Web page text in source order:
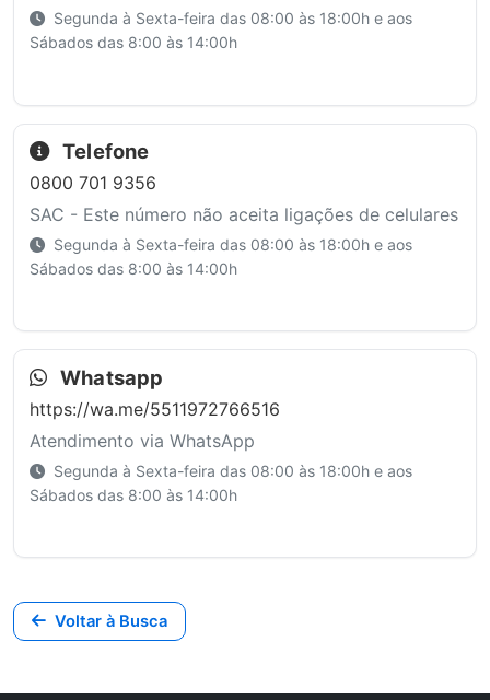
Segunda à Sexta-feira das 08:00 às 18:00h e aos
Sábados das 8:00 às 14:00h
Telefone
0800 701 9356
SAC - Este número não aceita ligações de celulares
Segunda à Sexta-feira das 08:00 às 18:00h e aos
Sábados das 8:00 às 14:00h
Whatsapp
https://wa.me/5511972766516
Atendimento via WhatsApp
Segunda à Sexta-feira das 08:00 às 18:00h e aos
Sábados das 8:00 às 14:00h
Voltar à Busca